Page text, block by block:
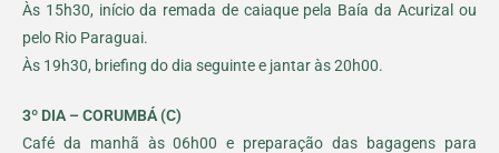
Às 15h30, início da remada de caiaque pela Baía da Acurizal ou
pelo Rio Paraguai.
Às 19h30, briefing do dia seguinte e jantar às 20h00.
3º DIA – CORUMBÁ (C)
Café da manhã às 06h00 e preparação das bagagens para